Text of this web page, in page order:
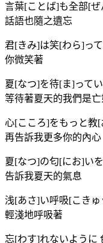
言葉[ことば]も全部[
話語也隨之遺忘
君[きみ]は笑[わら]っ
你微笑著
夏[なつ]を待[ま]って
等待著夏天的我們是亡
心[こころ]をもっと教[
再告訴我更多你的內心
夏[なつ]の匂[にお]い
告訴我夏天的氣息
浅[あさ]い呼吸[こきゅ
輕淺地呼吸著
忘[わす]れないように